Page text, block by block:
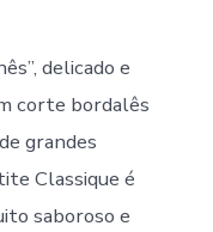
delicado e
corte bordalês
grandes
Classique é
saboroso e